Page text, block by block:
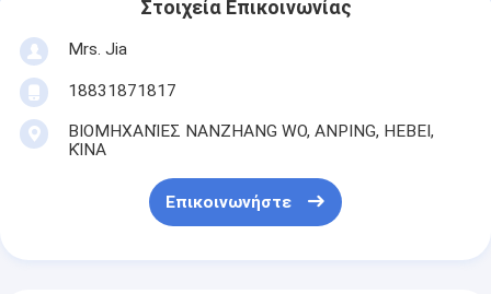
Στοιχεία Επικοινωνίας
Mrs. Jia
18831871817
ΒΙΟΜΗΧΑΝΊΕΣ NANZHANG WO, ANPING, HEBEI,
ΚΊΝΑ
Επικοινωνήστε